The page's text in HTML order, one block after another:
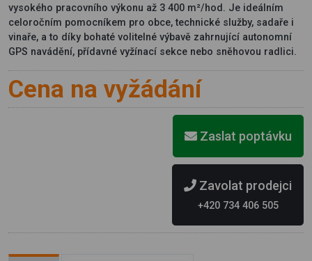
vysokého pracovního výkonu až 3 400 m²/hod. Je ideálním
celoročním pomocníkem pro obce, technické služby, sadaře i
vinaře, a to díky bohaté volitelné výbavě zahrnující autonomní
GPS navádění, přídavné vyžínací sekce nebo sněhovou radlici.
Cena na vyžádání
Zaslat poptávku
Zavolat prodejci
+420 734 406 505